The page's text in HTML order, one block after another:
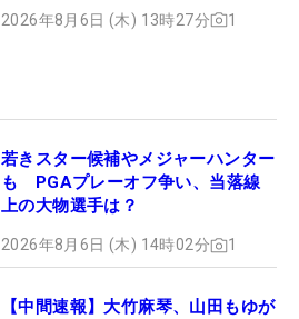
2026年8月6日 (木) 13時27分 1
若きスター候補やメジャーハンター
も PGAプレーオフ争い、当落線
上の大物選手は？
2026年8月6日 (木) 14時02分 1
【中間速報】大竹麻琴、山田もゆが